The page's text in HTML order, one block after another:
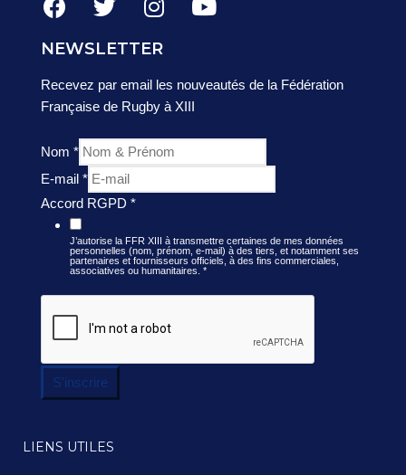
NEWSLETTER
Recevez par email les nouveautés de la Fédération
Française de Rugby à XIII
Nom *
E-mail *
Accord RGPD *
J’autorise la FFR XIII à transmettre certaines de mes données
personnelles (nom, prénom, e-mail) à des tiers, et notamment ses
partenaires et fournisseurs officiels, à des fins commerciales,
associatives ou humanitaires. *
S'inscrire
LIENS UTILES